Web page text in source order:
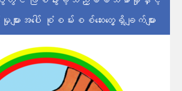
ျားအပေါ် စုံစမ်းစစ်ဆေးတွေ့ရှိချက်များ